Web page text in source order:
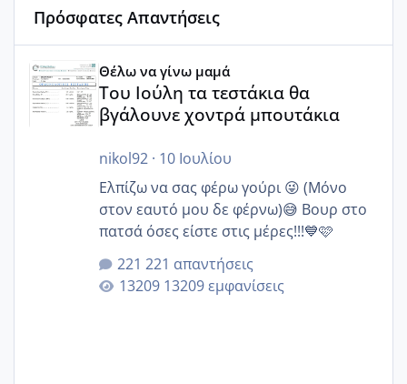
Πρόσφατες Απαντήσεις
Θέλω να γίνω μαμά
Του Ιούλη τα τεστάκια θα
βγάλουνε χοντρά μπουτάκια
nikol92· 10 Ιουλίου
Ελπίζω να σας φέρω γούρι 😜 (Μόνο
στον εαυτό μου δε φέρνω)😅 Βουρ στο
πατσά όσες είστε στις μέρες!!!💙🩷
221 απαντήσεις
13209 εμφανίσεις